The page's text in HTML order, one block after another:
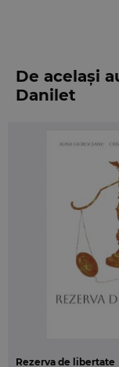
candidatii
componentelor
obligatorie
noii
acesteia in
prezenta
bibliografic si
Editia 2014
Editia de fata
lucrare, mai
penale dupa
si a Noului
De același
Danilet
Rezerva de libertate